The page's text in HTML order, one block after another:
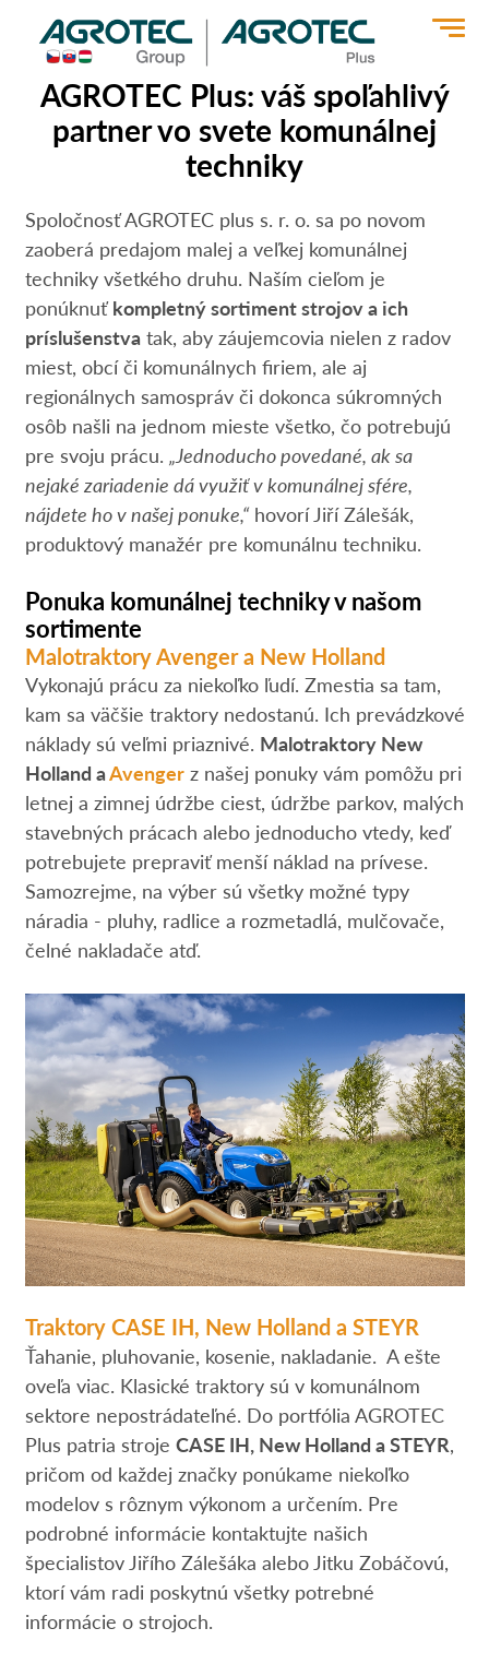
AGROTEC Plus: váš spoľahlivý
partner vo svete komunálnej
techniky
Spoločnosť AGROTEC plus s. r. o. sa po novom
zaoberá predajom malej a veľkej komunálnej
techniky všetkého druhu. Naším cieľom je
ponúknuťkompletný sortiment strojov a ich
príslušenstvatak, aby záujemcovia nielen z radov
miest, obcí či komunálnych firiem, ale aj
regionálnych samospráv či dokonca súkromných
osôb našli na jednom mieste všetko, čo potrebujú
pre svoju prácu. „Jednoducho povedané, ak sa
nejaké zariadenie dá využiť v komunálnej sfére,
nájdete ho v našej ponuke,“hovorí Jiří Zálešák,
produktový manažér pre komunálnu techniku.
Ponuka komunálnej techniky v našom
sortimente
Malotraktory Avenger a New Holland
Vykonajú prácu za niekoľko ľudí. Zmestia sa tam,
kam sa väčšie traktory nedostanú. Ich prevádzkové
náklady sú veľmi priaznivé. Malotraktory New
Holland aAvenger z našej ponuky vám pomôžu pri
letnej a zimnej údržbe ciest, údržbe parkov, malých
stavebných prácach alebo jednoducho vtedy, keď
potrebujete prepraviť menší náklad na prívese.
Samozrejme, na výber sú všetky možné typy
náradia - pluhy, radlice a rozmetadlá, mulčovače,
čelné nakladače atď.
Traktory CASE IH, New Holland a STEYR
Ťahanie, pluhovanie, kosenie, nakladanie. A ešte
oveľa viac. Klasické traktory sú v komunálnom
sektore nepostrádateľné. Do portfólia AGROTEC
Plus patria stroje CASE IH, New Holland a STEYR,
pričom od každej značky ponúkame niekoľko
modelov s rôznym výkonom a určením. Pre
podrobné informácie kontaktujte našich
špecialistov Jiřího Zálešáka alebo Jitku Zobáčovú,
ktorí vám radi poskytnú všetky potrebné
informácie o strojoch.